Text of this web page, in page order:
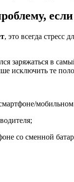
, это всегда стресс
заряжаться в
исключить те
со сменной